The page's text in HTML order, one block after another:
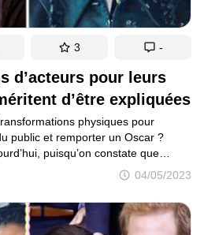
d’acteurs pour leurs
d’être expliquées
04/05/2023
physiques pour
public et remporter un Oscar ?
puisqu’on constate que
suivent cette voie.
3 -